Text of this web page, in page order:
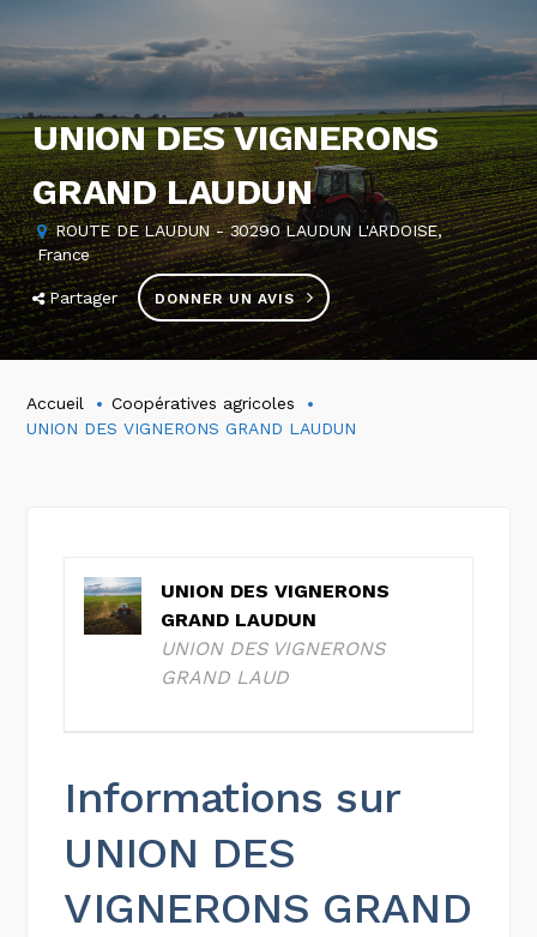
UNION DES VIGNERONS
GRAND LAUDUN
ROUTE DE LAUDUN - 30290 LAUDUN L'ARDOISE,
France
Partager DONNER UN AVIS
Accueil
Coopératives agricoles
UNION DES VIGNERONS GRAND LAUDUN
UNION DES VIGNERONS
GRAND LAUDUN
UNION DES VIGNERONS
GRAND LAUD
Informations sur
UNION DES
VIGNERONS GRAND